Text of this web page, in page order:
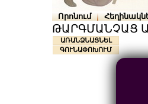
Որոնում
ԹԱՐԳՄԱՆՉԱՑ
ԱՌԱՆՁՆԱՑՆԵԼ
ԳՈՒՆԱՓՈԽՈՒՄ